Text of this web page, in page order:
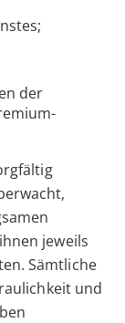
der
jeweils
Sämtliche
und